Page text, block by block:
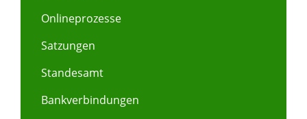
Onlineprozesse
Satzungen
Standesamt
Bankverbindungen